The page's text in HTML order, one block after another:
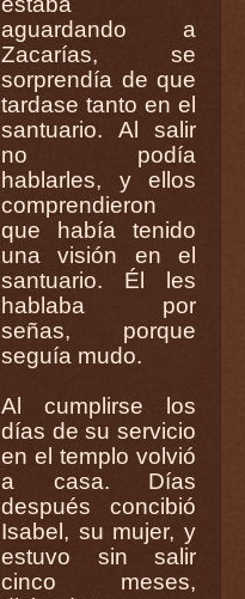
aguardando a
Zacarías, se
sorprendía de que
tardase tanto en el
santuario. Al salir
no podía
hablarles, y ellos
comprendieron
que había tenido
una visión en el
santuario. Él les
hablaba por
señas, porque
seguía mudo.
Al cumplirse los
días de su servicio
en el templo volvió
a casa. Días
después concibió
Isabel, su mujer, y
estuvo sin salir
cinco meses,